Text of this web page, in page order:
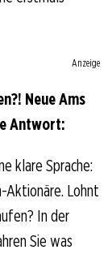
Anzeige
Neue Ams
Antwort:
klare Sprache:
Aktionäre. Lohnt
In der
Sie was